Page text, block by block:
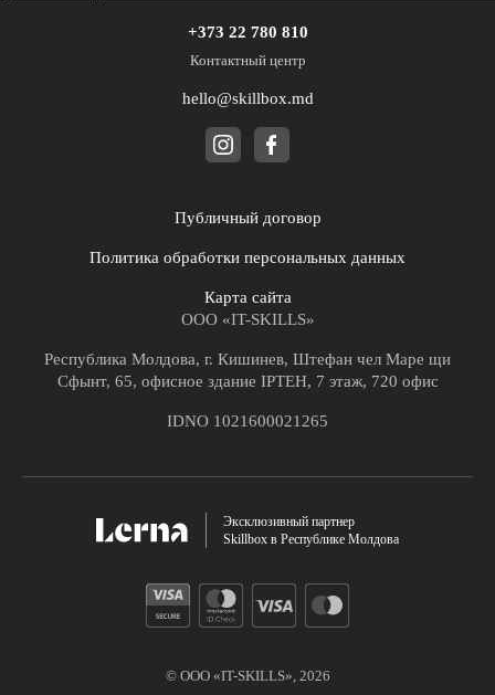
+373 22 780 810
Контактный центр
hello@skillbox.md
Публичный договор
Политика обработки персональных данных
Карта сайта
ООО «IT-SKILLS»
Республика Молдова, г. Кишинев, Штефан чел Маре щи
Сфынт, 65, офисное здание IPTEH, 7 этаж, 720 офис
IDNO 1021600021265
Эксклюзивный партнер
Skillbox в Республике Молдова
© ООО «IT-SKILLS», 2026